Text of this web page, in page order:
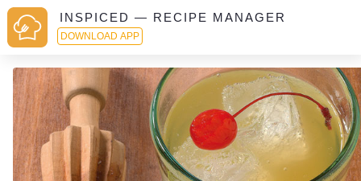
INSPICED — RECIPE MANAGER
DOWNLOAD APP